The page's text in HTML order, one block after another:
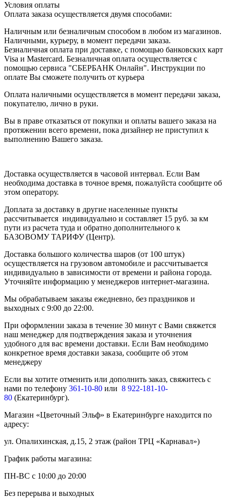
Условия оплаты
Оплата заказа осуществляется двумя способами:
Наличным или безналичным способом в любом из магазинов.
Наличными, курьеру, в момент передачи заказа.
Безналичная оплата при доставке, с помощью банковских карт
Visa и Mastercard. Безналичная оплата осуществляется с
помощью сервиса "СБЕРБАНК Онлайн". Инструкции по
оплате Вы сможете получить от курьера
Оплата наличными осуществляется в момент передачи заказа,
покупателю, лично в руки.
Вы в праве отказаться от покупки и оплаты вашего заказа на
протяжении всего времени, пока дизайнер не приступил к
выполнению Вашего заказа.
Доставка осуществляется в часовой интервал. Если Вам
необходима доставка в точное время, пожалуйста сообщите об
этом оператору.
Доплата за доставку в другие населенные пункты
рассчитывается индивидуально и составляет 15 руб. за км
пути из расчета туда и обратно дополнительного к
БАЗОВОМУ ТАРИФУ (Центр).
Доставка большого количества шаров (от 100 штук)
осуществляется на грузовом автомобиле и рассчитывается
индивидуально в зависимости от времени и района города.
Уточняйте информацию у менеджеров интернет-магазина.
Мы обрабатываем заказы ежедневно, без праздников и
выходных с 9:00 до 22:00.
При оформлении заказа в течение 30 минут с Вами свяжется
наш менеджер для подтверждения заказа и уточнения
удобного для вас времени доставки. Если Вам необходимо
конкретное время доставки заказа, сообщите об этом
менеджеру
Если вы хотите отменить или дополнить заказ, свяжитесь с
нами по телефону 361-10-80 или 8 922-181-10-
80 (Екатеринбург).
Магазин «Цветочный Эльф» в Екатеринбурге находится по
адресу:
ул. Опалихинская, д.15, 2 этаж (район ТРЦ «Карнавал»)
График работы магазина:
ПН-ВС с 10:00 до 20:00
Без перерыва и выходных